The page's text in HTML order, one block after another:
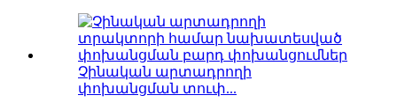
Չինական արտադրողի
փոխանցման տուփ...